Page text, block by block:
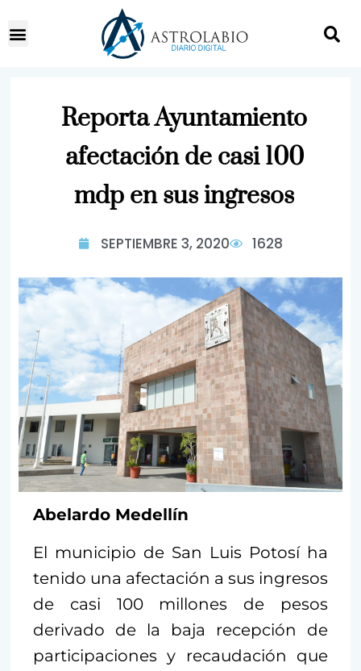
Reporta Ayuntamiento
afectación de casi 100
mdp en sus ingresos
SEPTIEMBRE 3, 2020 1628
Abelardo Medellín
El municipio de San Luis Potosí ha
tenido una afectación a sus ingresos
de casi 100 millones de pesos
derivado de la baja recepción de
participaciones y recaudación que